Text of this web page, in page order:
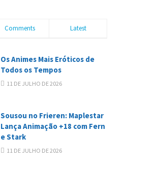
Comments Latest
Os Animes Mais Eróticos de
Todos os Tempos
11 DE JULHO DE 2026
Sousou no Frieren: Maplestar
Lança Animação +18 com Fern
e Stark
11 DE JULHO DE 2026